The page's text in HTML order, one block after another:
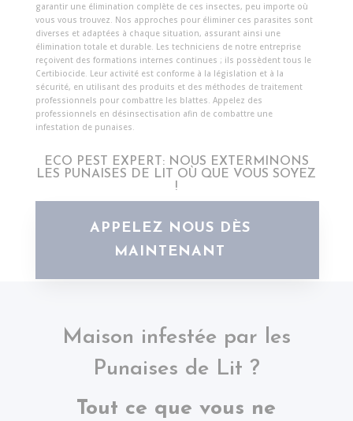
garantir une élimination complète de ces insectes, peu importe où
vous vous trouvez. Nos approches pour éliminer ces parasites sont
diverses et adaptées à chaque situation, assurant ainsi une
élimination totale et durable. Les techniciens de notre entreprise
reçoivent des formations internes continues ; ils possèdent tous le
Certibiocide. Leur activité est conforme à la législation et à la
sécurité, en utilisant des produits et des méthodes de traitement
professionnels pour combattre les blattes. Appelez des
professionnels en désinsectisation afin de combattre une
infestation de punaises.
ECO PEST EXPERT: NOUS EXTERMINONS
LES PUNAISES DE LIT OÙ QUE VOUS SOYEZ
!
APPELEZ NOUS DÈS
MAINTENANT
Maison infestée par les
Punaises de Lit ?
Tout ce que vous ne